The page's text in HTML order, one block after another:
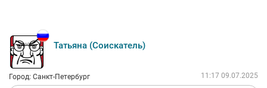
Татьяна (Соискатель)
Город: Санкт-Петербург 11:17 09.07.2025